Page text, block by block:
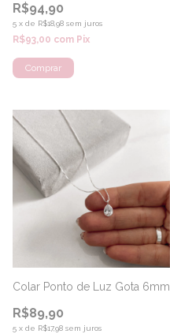
R$94,90
5 x de R$18,98 sem juros
R$93,00 com Pix
Comprar
Colar Ponto de Luz Gota 6mm
R$89,90
5 x de R$17,98 sem juros